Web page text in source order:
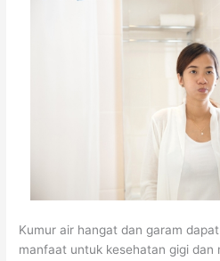
Kumur air hangat dan garam
manfaat untuk kesehatan gigi dan